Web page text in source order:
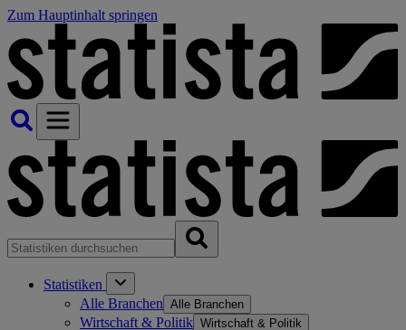
Zum Hauptinhalt springen
Statistiken
Alle Branchen Alle Branchen
Wirtschaft & Politik Wirtschaft & Politik